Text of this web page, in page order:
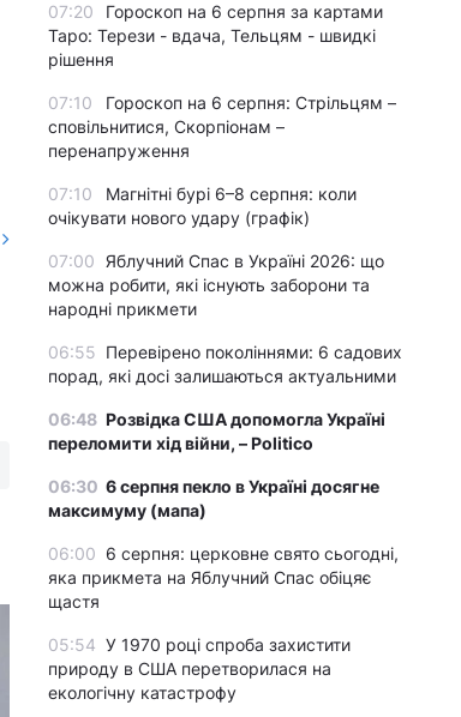
07:20
Гороскоп на 6 серпня за картами
Таро: Терези - вдача, Тельцям - швидкі
рішення
07:10
Гороскоп на 6 серпня: Стрільцям –
сповільнитися, Скорпіонам –
перенапруження
07:10
Магнітні бурі 6–8 серпня: коли
очікувати нового удару (графік)
07:00 Яблучний Спас в Україні 2026: що
можна робити, які існують заборони та
народні прикмети
06:55 Перевірено поколіннями: 6 садових
порад, які досі залишаються актуальними
06:48 Розвідка США допомогла Україні
переломити хід війни, – Politico
06:30 6 серпня пекло в Україні досягне
максимуму (мапа)
06:00 6 серпня: церковне свято сьогодні,
яка прикмета на Яблучний Спас обіцяє
щастя
05:54 У 1970 році спроба захистити
природу в США перетворилася на
екологічну катастрофу